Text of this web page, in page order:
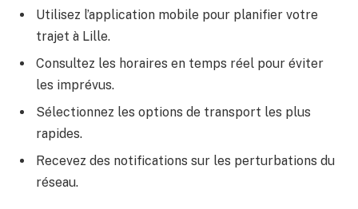
Utilisez l’application mobile pour planifier votre
trajet à Lille.
Consultez les horaires en temps réel pour éviter
les imprévus.
Sélectionnez les options de transport les plus
rapides.
Recevez des notifications sur les perturbations du
réseau.